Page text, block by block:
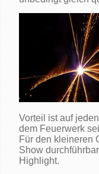
Vorteil ist auf
dem Feuerwerk
Für den kleineren
Show
Highlight.